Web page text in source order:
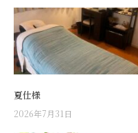
夏仕様
2026年7月31日